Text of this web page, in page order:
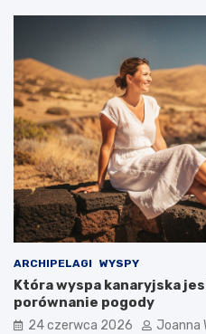
ARCHIPELAGI WYSPY
Która wyspa kanaryjska
porównanie pogody
24 czerwca 2026 Joanna